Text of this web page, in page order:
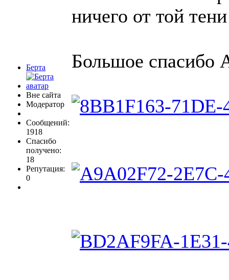
Берта
Вне сайта
Модератор
Сообщений:
1918
Спасибо
получено:
18
Репутация:
0
ничего от той
Большое спасибо